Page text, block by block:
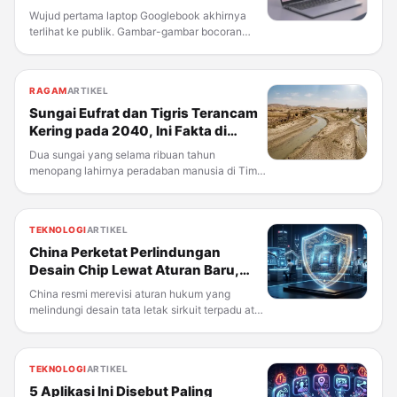
Chromebook dari Google
Wujud pertama laptop Googlebook akhirnya
terlihat ke publik. Gambar-gambar bocoran
yang digadang-gadang bakal
RAGAMARTIKEL
Sungai Eufrat dan Tigris Terancam
Kering pada 2040, Ini Fakta di
Baliknya
Dua sungai yang selama ribuan tahun
menopang lahirnya peradaban manusia di Timur
Suriah, hingga
TEKNOLOGIARTIKEL
China Perketat Perlindungan
Desain Chip Lewat Aturan Baru,
Efektif Oktober 2026
China resmi merevisi aturan hukum yang
melindungi desain tata letak sirkuit terpadu atau
semikonduktor domestiknya.
TEKNOLOGIARTIKEL
5 Aplikasi Ini Disebut Paling